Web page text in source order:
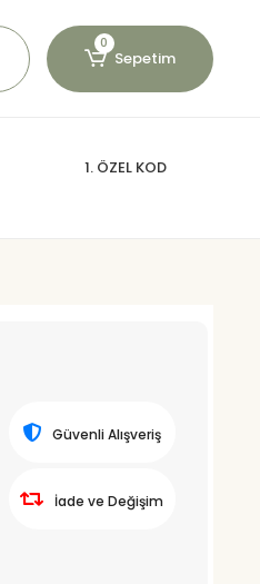
0
Sepetim
1. ÖZEL KOD
Güvenli Alışveriş
İade ve Değişim